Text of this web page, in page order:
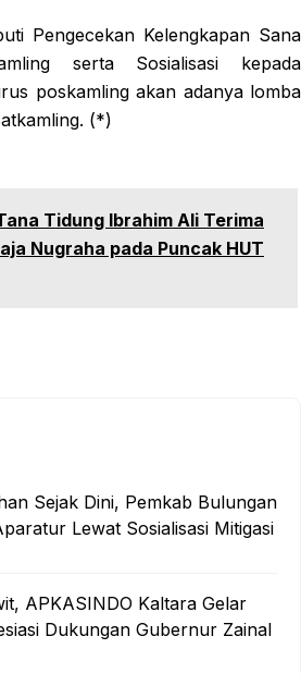
Pengecekan Kelengkapan Sana
serta Sosialisasi kepada
poskamling akan adanya lomba
(*)
Tidung Ibrahim Ali Terima
Nugraha pada Puncak HUT
Sejak Dini, Pemkab Bulungan
Lewat Sosialisasi Mitigasi
APKASINDO Kaltara Gelar
Dukungan Gubernur Zainal